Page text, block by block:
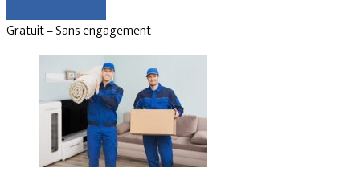
Gratuit – Sans engagement